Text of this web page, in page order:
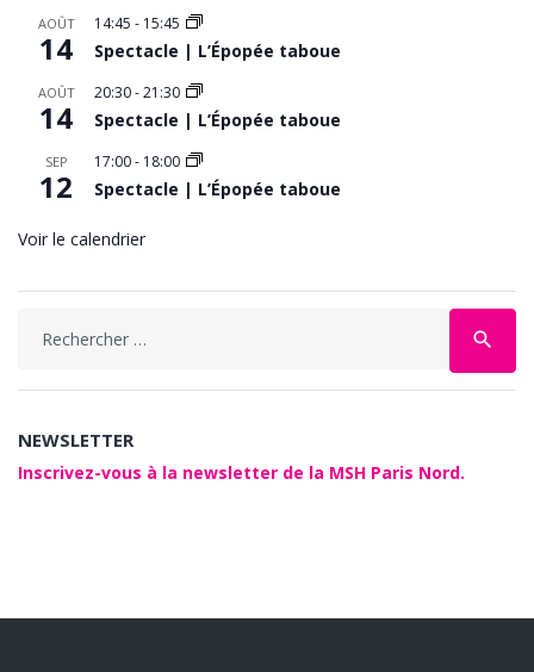
AOÛT
14
14:45 - 15:45
Spectacle | L’Épopée taboue
AOÛT
14
20:30-21:30
Spectacle | L’Épopée taboue
SEP
12
17:00- 18:00
Spectacle | L’Épopée taboue
Voir le calendrier
search
NEWSLETTER
Inscrivez-vous à la newsletter de la MSH Paris Nord.